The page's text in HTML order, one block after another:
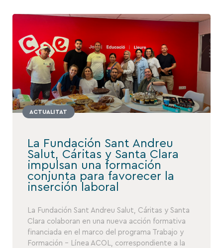
ACTUALITAT
La Fundación Sant Andreu
Salut, Cáritas y Santa Clara
impulsan una formación
conjunta para favorecer la
inserción laboral
La Fundación Sant Andreu Salut, Cáritas y Santa
Clara colaboran en una nueva acción formativa
financiada en el marco del programa Trabajo y
Formación – Línea ACOL, correspondiente a la